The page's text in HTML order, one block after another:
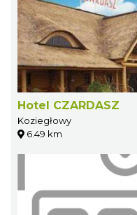
Hotel CZARDASZ
Koziegłowy
6.49 km